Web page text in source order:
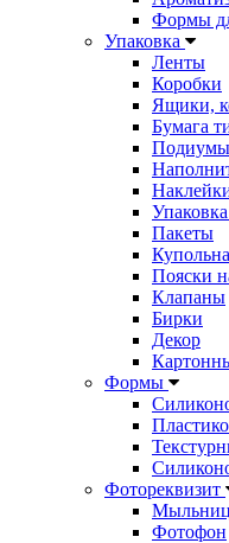
Формы
Упаковка
Ленты
Коробки
Ящики,
Бумага
Подиумы
Пакеты
Пояски
Клапаны
Бирки
Декор
Формы
Фотореквизит
Фотофон